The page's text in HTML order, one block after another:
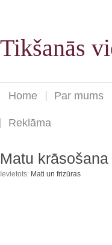
Tikšanās
Home Par mums
Reklāma
Matu
Ievietots: Mati un frizūras